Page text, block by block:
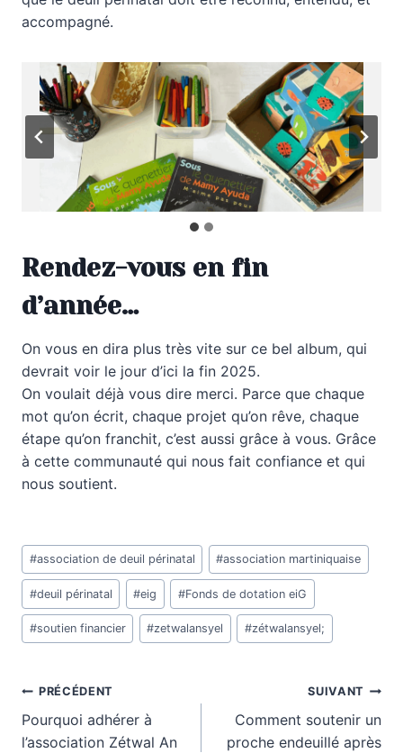
accompagné.
Rendez-vous en fin
d’année…
On vous en dira plus très vite sur ce bel album, qui
devrait voir le jour d’ici la fin 2025.
On voulait déjà vous dire merci. Parce que chaque
mot qu’on écrit, chaque projet qu’on rêve, chaque
étape qu’on franchit, c’est aussi grâce à vous. Grâce
à cette communauté qui nous fait confiance et qui
nous soutient.
Étiquettes
de
la
publication :
#association de deuil périnatal #association martiniquaise
#deuil périnatal #eig #Fonds de dotation eiG
#soutien financier #zetwalansyel #zétwalansyel;
Navigation
de
PRÉCÉDENT
Pourquoi adhérer à
l’association Zétwal An
SUIVANT
Comment soutenir un
proche endeuillé après